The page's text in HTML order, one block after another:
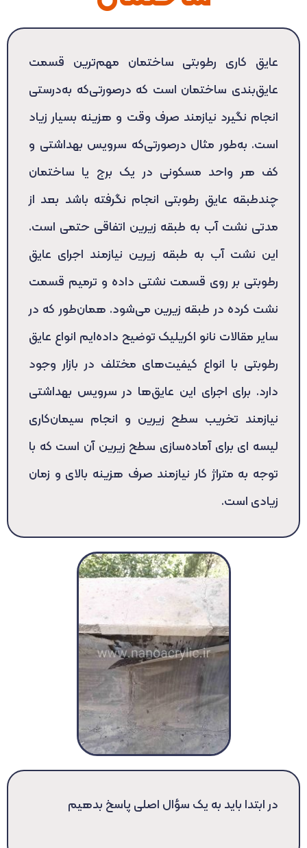
عایق کاری رطوبتی ساختمان مهم‌ترین قسمت
عایق‌بندی ساختمان است که درصورتی‌که به‌درستی
انجام نگیرد نیازمند صرف وقت و هزینه بسیار زیاد
است. به‌طور مثال درصورتی‌که سرویس بهداشتی و
کف هر واحد مسکونی در یک برج یا ساختمان
چندطبقه عایق رطوبتی انجام نگرفته باشد بعد از
مدتی نشت آب به طبقه زیرین اتفاقی حتمی است.
این نشت آب به طبقه زیرین نیازمند اجرای عایق
رطوبتی بر روی قسمت نشتی داده و ترمیم قسمت
نشت کرده در طبقه زیرین می‌شود. همان‌طور که در
سایر مقالات نانو اکریلیک توضیح داده‌ایم انواع عایق
رطوبتی با انواع کیفیت‌های مختلف در بازار وجود
دارد. برای اجرای این عایق‌ها در سرویس بهداشتی
نیازمند تخریب سطح زیرین و انجام سیمان‌کاری
لیسه ای برای آماده‌سازی سطح زیرین آن است که با
توجه به متراژ کار نیازمند صرف هزینه بالای و زمان
زیادی است.
در ابتدا باید به یک سؤال اصلی پاسخ بدهیم